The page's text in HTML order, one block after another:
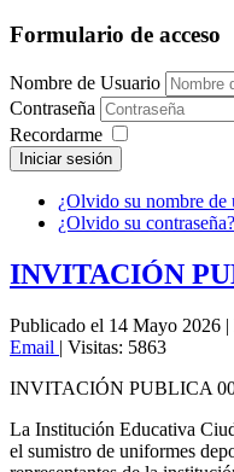
Formulario de acceso
Nombre de Usuario
Contraseña
Recordarme
Iniciar sesión
¿Olvido su nombre de
¿Olvido su contraseña?
INVITACIÓN
Publicado el 14 Mayo 2026 |
Email | Visitas: 5863
INVITACIÓN PUBLICA
La Institución Educativa
el sumistro de uniformes